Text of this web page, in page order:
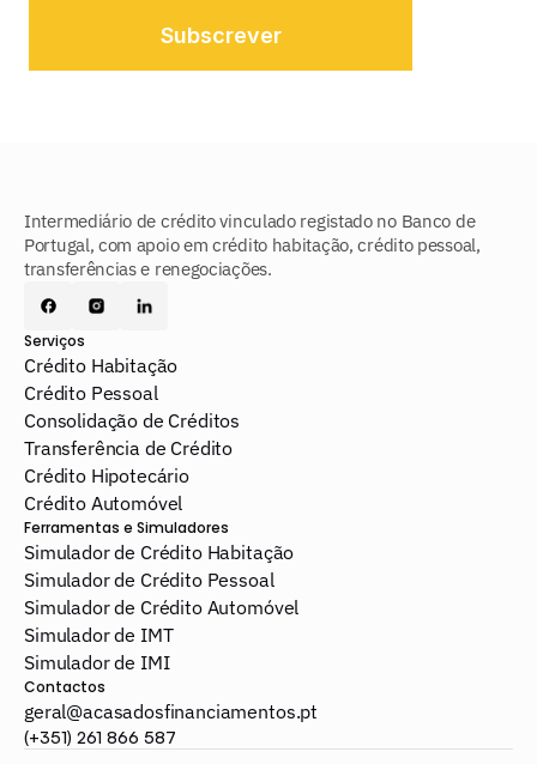
Subscrever
Intermediário de crédito vinculado registado no Banco de
Portugal, com apoio em crédito habitação, crédito pessoal,
transferências e renegociações.
Serviços
Crédito Habitação
Crédito Pessoal
Consolidação de Créditos
Transferência de Crédito
Crédito Hipotecário
Crédito Automóvel
Ferramentas e Simuladores
Simulador de Crédito Habitação
Simulador de Crédito Pessoal
Simulador de Crédito Automóvel
Simulador de IMT
Simulador de IMI
Contactos
geral@acasadosfinanciamentos.pt
(+351) 261 866 587